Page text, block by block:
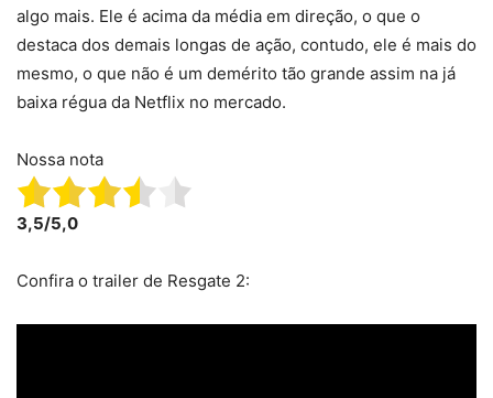
algo mais. Ele é acima da média em direção, o que o
destaca dos demais longas de ação, contudo, ele é mais do
mesmo, o que não é um demérito tão grande assim na já
baixa régua da Netflix no mercado.
Nossa nota
3,5/5,0
Confira o trailer de Resgate 2: